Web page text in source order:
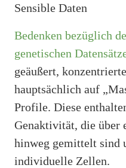
Sensible Daten
Bedenken bezüglich
genetischen
geäußert,
hauptsächlich auf
Profile. Diese
Genaktivität, die über
hinweg gemittelt sind
individuelle Zellen.